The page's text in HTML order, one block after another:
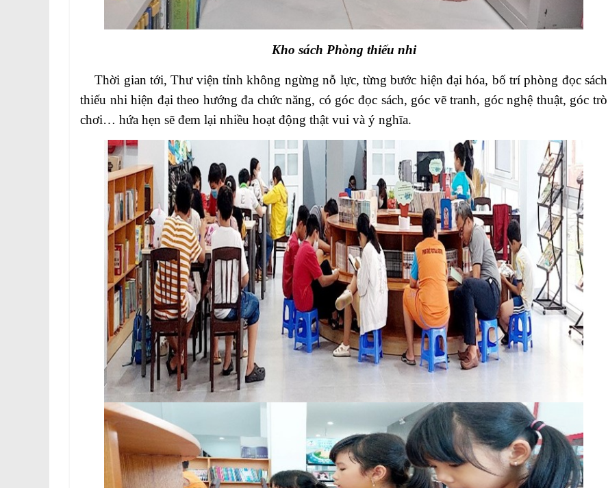
Kho sách Phòng thiếu nhi
Thời gian tới, Thư viện tỉnh không ngừng nỗ lực, từng bước hiện đại hóa, bố trí phòng đọc sách
thiếu nhi hiện đại theo hướng đa chức năng, có góc đọc sách, góc vẽ tranh, góc nghệ thuật, góc trò
chơi… hứa hẹn sẽ đem lại nhiều hoạt động thật vui và ý nghĩa.